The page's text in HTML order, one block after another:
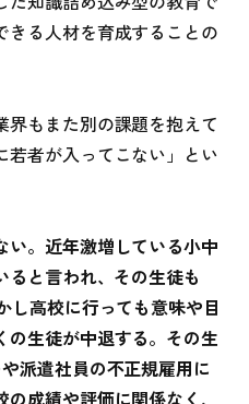
きる人材を育成することの
もまた別の課題を抱えて
若者が入ってこない」とい
い。近年激増している小中
ると言われ、その生徒も
し高校に行っても意味や目
の生徒が中退する。その生
派遣社員の不正規雇用に
成績や評価に関係なく、